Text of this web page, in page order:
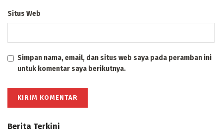
Situs Web
Simpan nama, email, dan situs web saya pada peramban ini
untuk komentar saya berikutnya.
Berita Terkini